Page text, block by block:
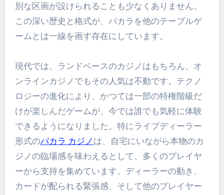
別な区画が設けられることも少なくありません。
この深い歴史と格式が、バカラを他のテーブルゲ
ームとは一線を画す存在にしています。
現代では、ランドベースのカジノはもちろん、オ
ンラインカジノでもその人気は不動です。テクノ
ロジーの進化により、かつては一部の特権階級だ
けが楽しんだゲームが、今では誰でも気軽に体験
できるようになりました。特にライブディーラー
形式のバカラ カジノ は、自宅にいながら本物のカ
ジノの臨場感を味わえるとして、多くのプレイヤ
ーから支持を集めています。ディーラーの動き、
カードが配られる緊張感、そして他のプレイヤー